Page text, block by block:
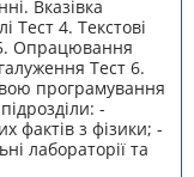
Вказівка
Тест 4. Текстові
Опрацювання
Тест 6.
програмування
-
фактів з фізики; -
лабораторії та